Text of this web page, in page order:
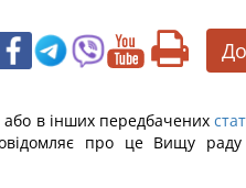
або в інших передбачених
про це Вищу